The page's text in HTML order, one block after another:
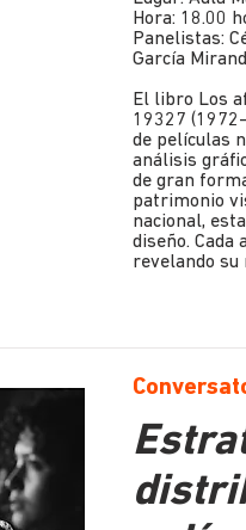
Hora: 18.00
Panelistas:
García
El libro Los
19327
de películas
análisis
de gran
patrimonio
nacional,
diseño. Cada
revelando su